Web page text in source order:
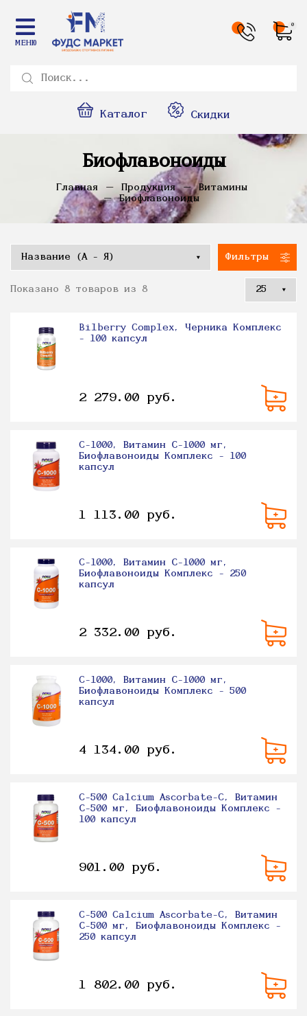
МЕНЮ
0
Каталог Скидки
Биофлавоноиды
Главная Продукция
Витамины
Биофлавоноиды
Фильтры
Показано 8 товаров из 8
Bilberry Complex, Черника Комплекс
- 100 капсул
2 279.00 руб.
C-1000, Витамин С-1000 мг,
Биофлавоноиды Комплекс - 100
капсул
1 113.00 руб.
C-1000, Витамин С-1000 мг,
Биофлавоноиды Комплекс - 250
капсул
2 332.00 руб.
C-1000, Витамин С-1000 мг,
Биофлавоноиды Комплекс - 500
капсул
4 134.00 руб.
C-500 Calcium Ascorbate-C, Витамин
С-500 мг, Биофлавоноиды Комплекс -
100 капсул
901.00 руб.
C-500 Calcium Ascorbate-C, Витамин
С-500 мг, Биофлавоноиды Комплекс -
250 капсул
1 802.00 руб.